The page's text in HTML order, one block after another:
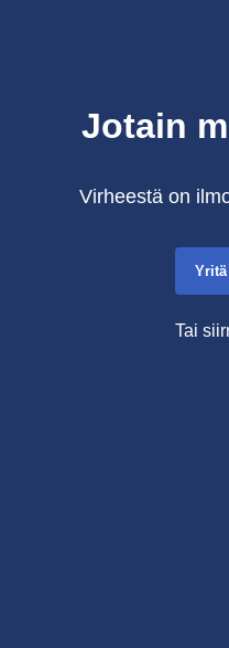
Jotain
Virheestä on
Tai